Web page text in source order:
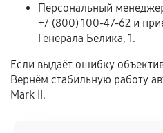
Если
самостоятельно
Гарантия на выполненные
Персональный
+7 (800) 100-47-62 и
Генерала Белика, 1.
Если выдаёт ошибку
Вернём стабильную работу
Mark II.